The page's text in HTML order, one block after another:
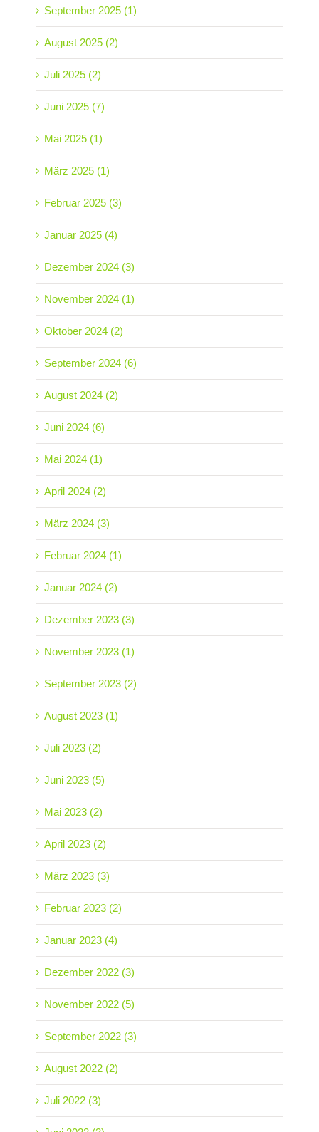
September 2025 (1)
August 2025 (2)
Juli 2025 (2)
Juni 2025 (7)
Mai 2025 (1)
März 2025 (1)
Februar 2025 (3)
Januar 2025 (4)
Dezember 2024 (3)
November 2024 (1)
Oktober 2024 (2)
September 2024 (6)
August 2024 (2)
Juni 2024 (6)
Mai 2024 (1)
April 2024 (2)
März 2024 (3)
Februar 2024 (1)
Januar 2024 (2)
Dezember 2023 (3)
November 2023 (1)
September 2023 (2)
August 2023 (1)
Juli 2023 (2)
Juni 2023 (5)
Mai 2023 (2)
April 2023 (2)
März 2023 (3)
Februar 2023 (2)
Januar 2023 (4)
Dezember 2022 (3)
November 2022 (5)
September 2022 (3)
August 2022 (2)
Juli 2022 (3)